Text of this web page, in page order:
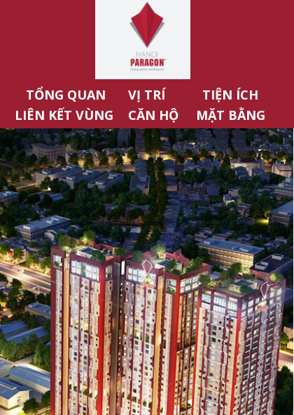
TỔNG QUAN VỊ TRÍ
TIỆN ÍCH
LIÊN KẾT VÙNG
MẶT BẰNG
CĂN HỘ